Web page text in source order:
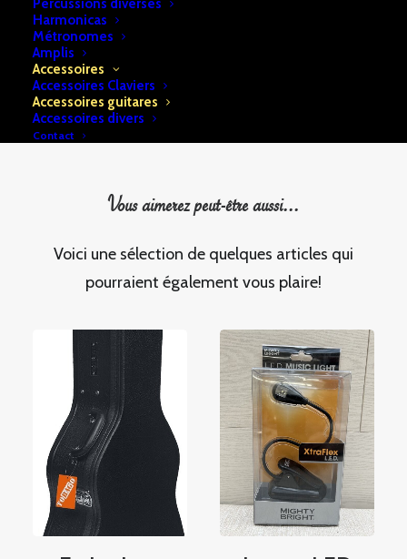
Percussions diverses
Harmonicas
Métronomes
Amplis
Accessoires
Accessoires Claviers
Accessoires guitares
Accessoires divers
Contact
Vous aimerez peut-être aussi...
Voici une sélection de quelques articles qui
pourraient également vous plaire!